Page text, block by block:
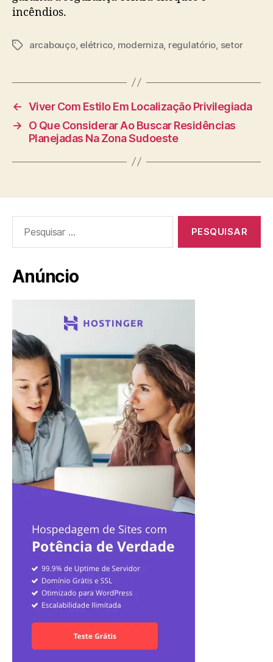
incêndios.
Tagsarcabouço, elétrico moderniza regulatório setor
← Viver Com Estilo Em Localização Privilegiada
→
O Que Considerar Ao Buscar Residências
Planejadas Na Zona Sudoeste
por:
Anúncio